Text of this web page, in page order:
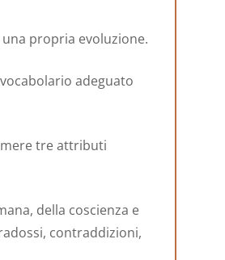
propria evoluzione.
adeguato
tre attributi
della coscienza e
contraddizioni,